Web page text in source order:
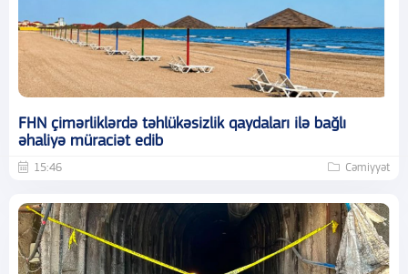
FHN çimərliklərdə təhlükəsizlik qaydaları ilə bağlı
əhaliyə müraciət edib
15:46 Cəmiyyət